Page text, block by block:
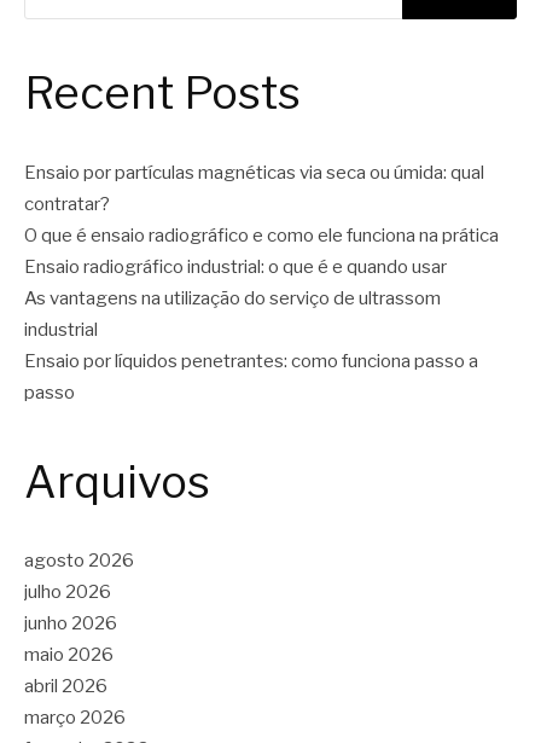
Recent Posts
Ensaio por partículas magnéticas via seca ou úmida: qual
contratar?
O que é ensaio radiográfico e como ele funciona na prática
Ensaio radiográfico industrial: o que é e quando usar
As vantagens na utilização do serviço de ultrassom
industrial
Ensaio por líquidos penetrantes: como funciona passo a
passo
Arquivos
agosto 2026
julho 2026
junho 2026
maio 2026
abril 2026
março 2026